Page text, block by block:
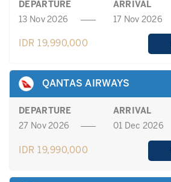
DEPARTURE
ARRIVAL
13 Nov 2026
17 Nov 2026
IDR 19,990,000
QANTAS AIRWAYS
DEPARTURE
ARRIVAL
27 Nov 2026
01 Dec 2026
IDR 19,990,000